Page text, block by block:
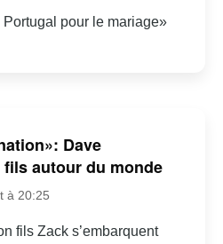
pour le mariage»
Dave
autour du monde
à 20:25
fils Zack s’embarquent